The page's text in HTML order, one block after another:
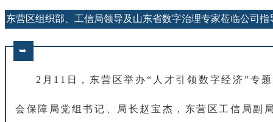
东营区组织部 工信局领导及 山东省数字治理专家莅临公司 指
➥
2 月 1 1 日 ， 东营 区举 办“ 人 才引领 数 字经济”专题
会 保 障 局 党 组书记 局 长 赵 宝 杰 ， 东营 区 工 信 局副